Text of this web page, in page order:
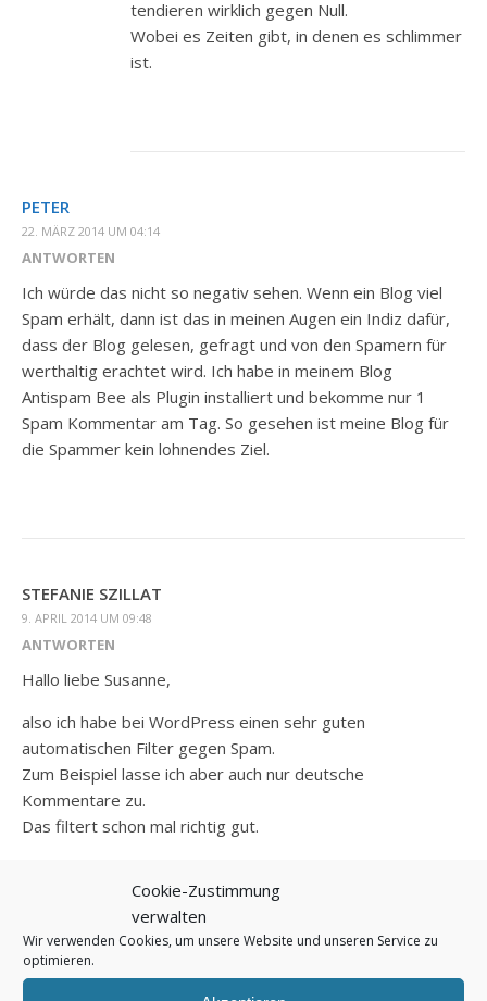
Cookie-Zustimmung
verwalten
Wir verwenden Cookies, um unsere Website und unseren Service zu
optimieren.
tendieren wirklich gegen Null.
Wobei es Zeiten gibt, in denen es schlimmer
ist.
PETER
22. MÄRZ 2014 UM 04:14
ANTWORTEN
Ich würde das nicht so negativ sehen. Wenn ein Blog viel
Spam erhält, dann ist das in meinen Augen ein Indiz dafür,
dass der Blog gelesen, gefragt und von den Spamern für
werthaltig erachtet wird. Ich habe in meinem Blog
Antispam Bee als Plugin installiert und bekomme nur 1
Spam Kommentar am Tag. So gesehen ist meine Blog für
die Spammer kein lohnendes Ziel.
STEFANIE SZILLAT
9. APRIL 2014 UM 09:48
ANTWORTEN
Hallo liebe Susanne,
also ich habe bei WordPress einen sehr guten
automatischen Filter gegen Spam.
Zum Beispiel lasse ich aber auch nur deutsche
Kommentare zu.
Das filtert schon mal richtig gut.
Aber wenn es über Hand nimmt mit dem Spam, dann
würde ich da nicht lange fackeln.
Dir und deinem Blog jedenfalls alles Gute und weiterhin